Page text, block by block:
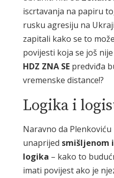
iscrtavanja na papiru
rusku agresiju na
zapitali kako se to
povijesti koja se još
HDZ ZNA SEpredviđa
vremenske distance!?
Logika i
Naravno da
unaprijed smišljenom
logika – kako to
imati povijest ako je